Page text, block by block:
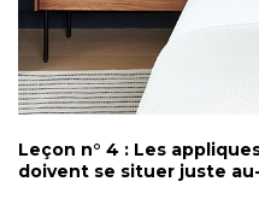
Leçon n° 4 : Les
doivent se situer juste